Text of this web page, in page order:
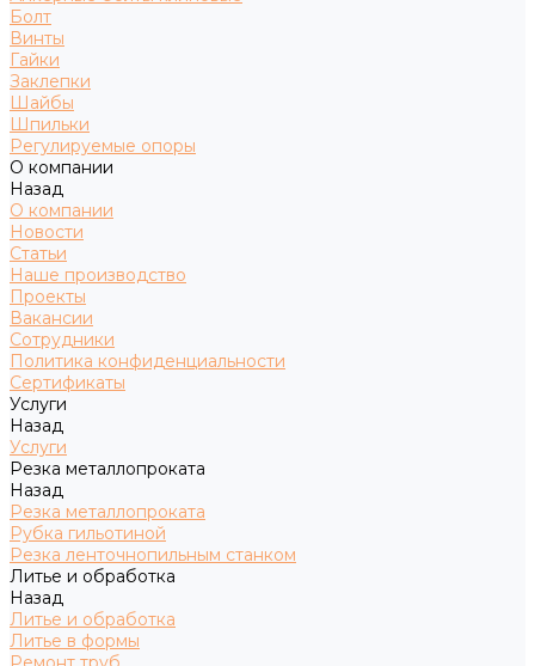
Болт
Винты
Гайки
Заклепки
Шайбы
Шпильки
Регулируемые опоры
О компании
Назад
О компании
Новости
Статьи
Наше производство
Проекты
Вакансии
Сотрудники
Политика конфиденциальности
Сертификаты
Услуги
Назад
Услуги
Резка металлопроката
Назад
Резка металлопроката
Рубка гильотиной
Резка ленточнопильным станком
Литье и обработка
Назад
Литье и обработка
Литье в формы